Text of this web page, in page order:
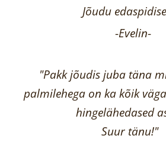
Jõudu
-Evelin-
"Pakk jõudis juba täna
palmilehega on ka kõik
hingelähedased
Suur tänu!"